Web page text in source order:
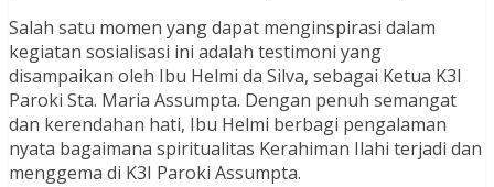
Salah satu momen yang dapat menginspirasi dalam
kegiatan sosialisasi ini adalah testimoni yang
disampaikan oleh Ibu Helmi da Silva, sebagai Ketua K3I
Paroki Sta. Maria Assumpta. Dengan penuh semangat
dan kerendahan hati, Ibu Helmi berbagi pengalaman
nyata bagaimana spiritualitas Kerahiman Ilahi terjadi dan
menggema di K3I Paroki Assumpta.